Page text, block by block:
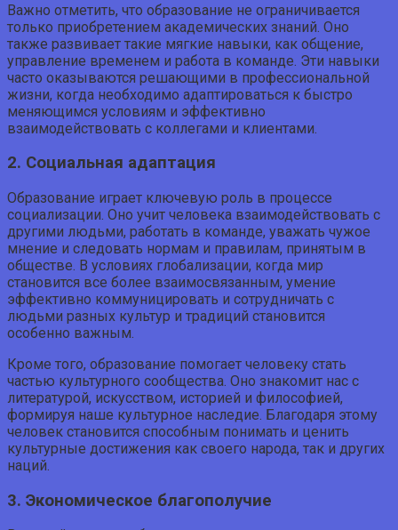
Важно отметить, что образование не ограничивается
только приобретением академических знаний. Оно
также развивает такие мягкие навыки, как общение,
управление временем и работа в команде. Эти навыки
часто оказываются решающими в профессиональной
жизни, когда необходимо адаптироваться к быстро
меняющимся условиям и эффективно
взаимодействовать с коллегами и клиентами.
2. Социальная адаптация
Образование играет ключевую роль в процессе
социализации. Оно учит человека взаимодействовать с
другими людьми, работать в команде, уважать чужое
мнение и следовать нормам и правилам, принятым в
обществе. В условиях глобализации, когда мир
становится все более взаимосвязанным, умение
эффективно коммуницировать и сотрудничать с
людьми разных культур и традиций становится
особенно важным.
Кроме того, образование помогает человеку стать
частью культурного сообщества. Оно знакомит нас с
литературой, искусством, историей и философией,
формируя наше культурное наследие. Благодаря этому
человек становится способным понимать и ценить
культурные достижения как своего народа, так и других
наций.
3. Экономическое благополучие